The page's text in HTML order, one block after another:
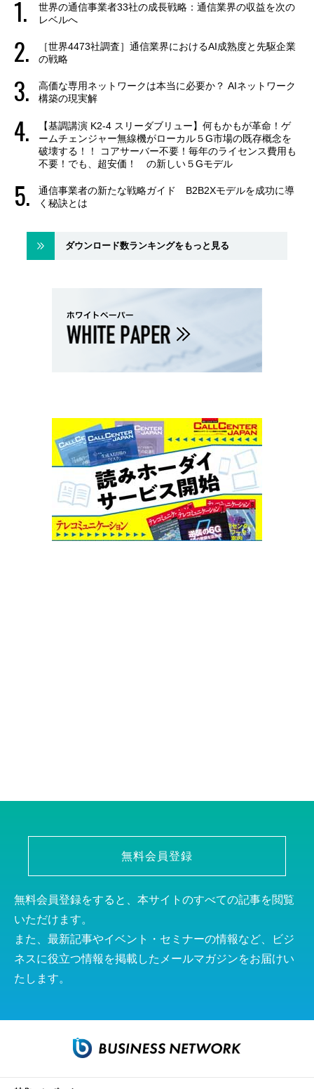
世界の通信事業者33社の成長戦略：通信業界の収益を次の
レベルへ
［世界4473社調査］通信業界におけるAI成熟度と先駆企業
の戦略
高価な専用ネットワークは本当に必要か？ AIネットワーク
構築の現実解
【基調講演 K2-4 スリーダブリュー】何もかもが革命！ゲ
ームチェンジャー無線機がローカル５G市場の既存概念を
破壊する！！ コアサーバー不要！毎年のライセンス費用も
不要！でも、超安価！ の新しい５Gモデル
通信事業者の新たな戦略ガイド B2B2Xモデルを成功に導
く秘訣とは
ダウンロード数ランキングをもっと見る
無料会員登録
無料会員登録をすると、本サイトのすべての記事を閲覧
いただけます。
また、最新記事やイベント・セミナーの情報など、ビジ
ネスに役立つ情報を掲載したメールマガジンをお届けい
たします。